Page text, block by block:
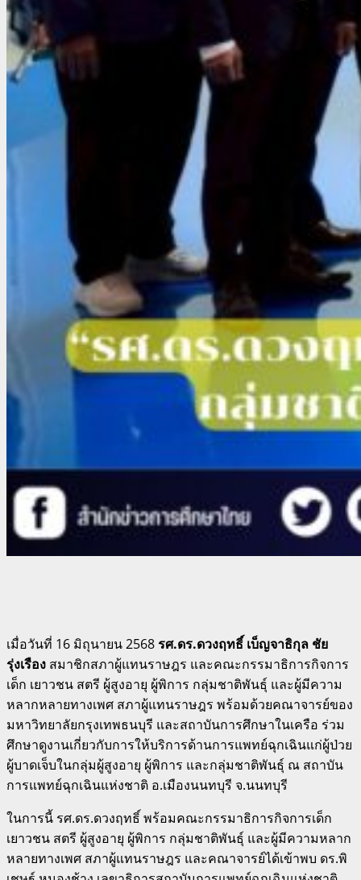
เมื่อวันที่ 16 มิถุนายน 2568 รศ.ดร.ดวงฤทธิ์ เบ็ญจาธิกุล ชัย
รุ่งเรือง สมาชิกสภาผู้แทนราษฎร และคณะกรรมาธิการกิจการ
เด็ก เยาวชน สตรี ผู้สูงอายุ ผู้พิการ กลุ่มชาติพันธุ์ และผู้มีความ
หลากหลายทางเพศ สภาผู้แทนราษฎร พร้อมด้วยคณาจารย์ของ
มหาวิทยาลัยกรุงเทพธนบุรี และสถาบันการศึกษาในเครือ ร่วม
ศึกษาดูงานเกี่ยวกับการให้บริการด้านการแพทย์ฉุกเฉินแก่ผู้ป่วย
ผู้บาดเจ็บในกลุ่มผู้สูงอายุ ผู้พิการ และกลุ่มชาติพันธุ์ ณ สถาบัน
การแพทย์ฉุกเฉินแห่งชาติ อ.เมืองนนทบุรี จ.นนทบุรี
ในการนี้ รศ.ดร.ดวงฤทธิ์ พร้อมคณะกรรมาธิการกิจการเด็ก
เยาวชน สตรี ผู้สูงอายุ ผู้พิการ กลุ่มชาติพันธุ์ และผู้มีความหลาก
หลายทางเพศ สภาผู้แทนราษฎร และคณาจารย์ได้เข้าพบ ดร.พิ